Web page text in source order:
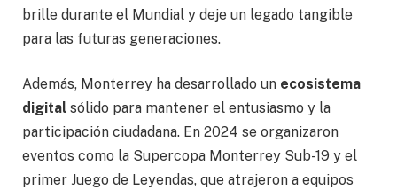
brille durante el Mundial y deje un legado tangible
para las futuras generaciones.
Además, Monterrey ha desarrollado un ecosistema
digital sólido para mantener el entusiasmo y la
participación ciudadana. En 2024 se organizaron
eventos como la Supercopa Monterrey Sub-19 y el
primer Juego de Leyendas, que atrajeron a equipos